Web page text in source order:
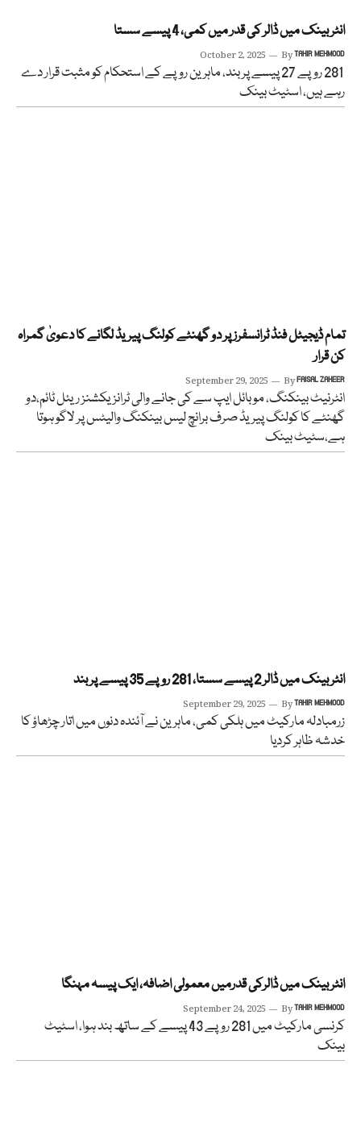
انٹربینک میں ڈالر کی قدر میں کمی، 4 پیسے سستا
October 2, 2025 ByTAHIR MEHMOOD
281 روپے 27 پیسے پر بند، ماہرین روپے کے استحکام کو مثبت قرار دے
رہے ہیں، اسٹیٹ بینک
تمام ڈیجیٹل فنڈ ٹرانسفرز پر دو گھنٹے کولنگ پیریڈ لگانے کا دعویٰ گمراہ
کن قرار
September 29, 2025 ByFAISAL ZAHEER
انٹرنیٹ بینکنگ، موبائل ایپ سے کی جانے والی ٹرانزیکشنز ریئل ٹائم،دو
گھنٹے کا کولنگ پیریڈ صرف برانچ لیس بینکنگ والیٹس پر لاگو ہوتا
ہے،سٹیٹ بینک
انٹربینک میں ڈالر 2 پیسے سستا، 281 روپے 35 پیسے پر بند
September 29, 2025 ByTAHIR MEHMOOD
زرمبادلہ مارکیٹ میں ہلکی کمی، ماہرین نے آئندہ دنوں میں اتار چڑھاؤ کا
خدشہ ظاہر کردیا
انٹربینک میں ڈالرکی قدرمیں معمولی اضافہ، ایک پیسہ مہنگا
September 24, 2025 ByTAHIR MEHMOOD
کرنسی مارکیٹ میں 281 روپے 43 پیسے کے ساتھ بند ہوا، اسٹیٹ
بینک